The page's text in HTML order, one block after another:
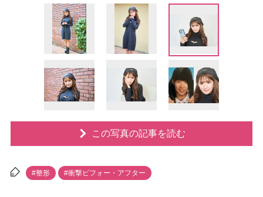
この写真の記事を読む
#整形 #衝撃ビフォー・アフター